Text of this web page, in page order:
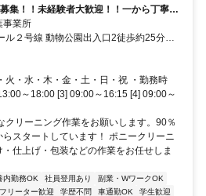
集！！未経験者大歓迎！！一から丁寧に
業所
２号線 動物公園出入口2徒歩約25分、
ポーツセンター出入口1徒歩約27分、千
わ台出入口1徒歩約27分 総武・京成線
王町』行 →「草野小学校入口」より徒
火・水・木・金・土・日・祝 ・勤務時
～18:00 [3] 09:00～16:15 [4] 09:00～
クリーニング作業をお願いします。90％
スタートしています！ ポニークリーニ
仕上げ・包装などの作業をお任せしま
内勤務OK 社員登用あり
副業・WワークOK
フリーター歓迎 学歴不問 車通勤OK
学生歓迎